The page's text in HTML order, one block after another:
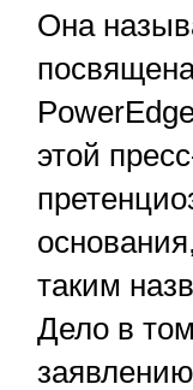
Она
этой
таким
Дело в